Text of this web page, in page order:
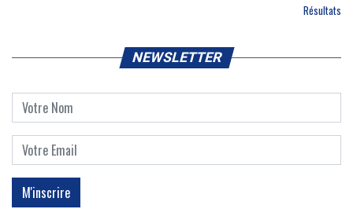
Résultats
NEWSLETTER